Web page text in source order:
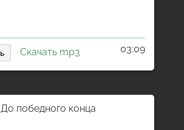
Скачать mp3 03:09
До победного конца